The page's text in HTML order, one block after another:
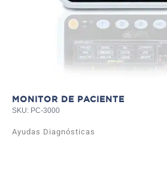
MONITOR DE PACIENTE
SKU: PC-3000
Ayudas Diagnósticas